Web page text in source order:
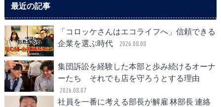
最近の記事
「コロッケさんはエコライフへ」信頼できる
企業を選ぶ時代
2026.08.08
集団訴訟を経験した本部と歩み続けるオーナ
ーたち それでも店を守ろうとする理由
2026.08.07
社員を一番に考える部長が解雇 林部長 連絡